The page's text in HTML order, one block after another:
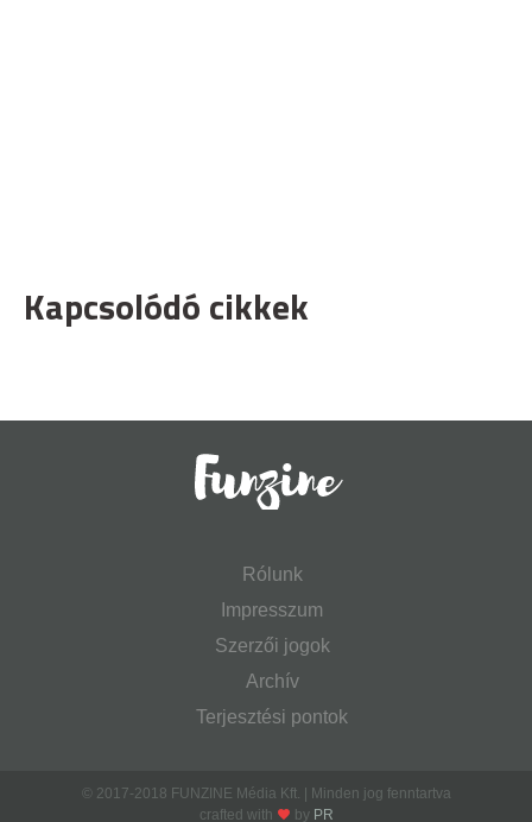
Kapcsolódó cikkek
Rólunk
Impresszum
Szerzői jogok
Archív
Terjesztési pontok
© 2017-2018 FUNZINE Média Kft. | Minden jog fenntartva
crafted with
by PR